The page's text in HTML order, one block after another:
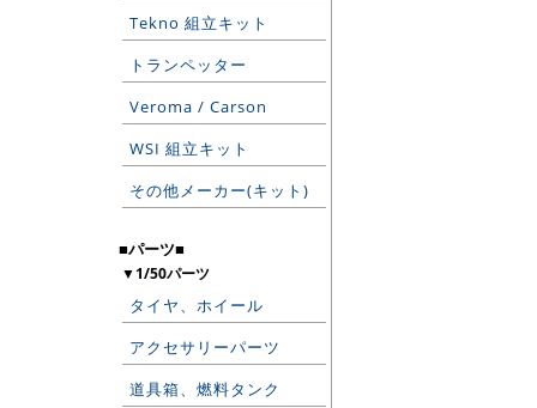
Tekno 組立キット
トランペッター
Veroma / Carson
WSI 組立キット
その他メーカー(キット)
■パーツ■
▼1/50パーツ
タイヤ、ホイール
アクセサリーパーツ
道具箱、燃料タンク